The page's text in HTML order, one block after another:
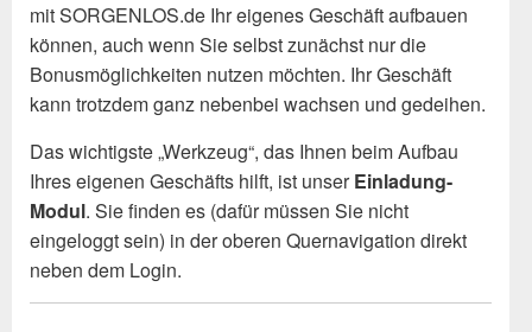
mit SORGENLOS.de Ihr eigenes Geschäft aufbauen
können, auch wenn Sie selbst zunächst nur die
Bonusmöglichkeiten nutzen möchten. Ihr Geschäft
kann trotzdem ganz nebenbei wachsen und gedeihen.
Das wichtigste „Werkzeug“, das Ihnen beim Aufbau
Ihres eigenen Geschäfts hilft, ist unserEinladung-
Modul. Sie finden es (dafür müssen Sie nicht
eingeloggt sein) in der oberen Quernavigation direkt
neben dem Login.